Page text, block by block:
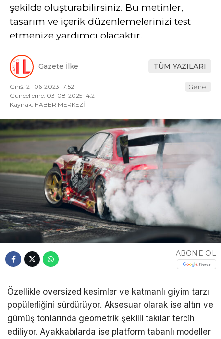
şekilde oluşturabilirsiniz. Bu metinler,
tasarım ve içerik düzenlemelerinizi test
etmenize yardımcı olacaktır.
Gazete İlke TÜM YAZILARI
Giriş: 21-06-2023 17:52
Güncelleme: 03-08-2025 14:21
Kaynak: HABER MERKEZİ
Genel
ABONE OL
Özellikle oversized kesimler ve katmanlı giyim tarzı
popülerliğini sürdürüyor. Aksesuar olarak ise altın ve
gümüş tonlarında geometrik şekilli takılar tercih
ediliyor. Ayakkabılarda ise platform tabanlı modeller